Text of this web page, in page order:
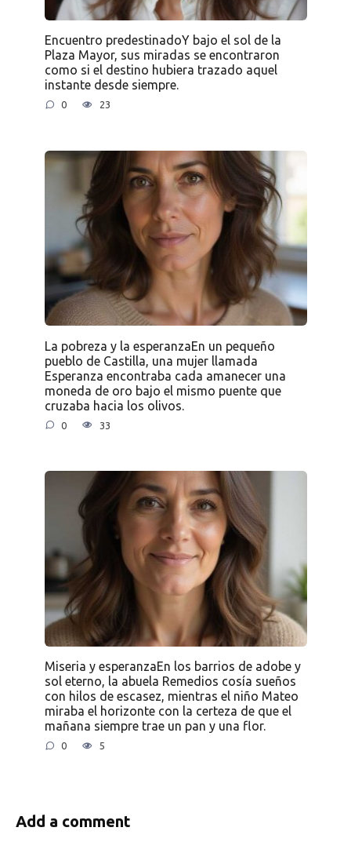
Encuentro predestinadoY bajo el sol de la
Plaza Mayor, sus miradas se encontraron
como si el destino hubiera trazado aquel
instante desde siempre.
0 23
La pobreza y la esperanzaEn un pequeño
pueblo de Castilla, una mujer llamada
Esperanza encontraba cada amanecer una
moneda de oro bajo el mismo puente que
cruzaba hacia los olivos.
0 33
Miseria y esperanzaEn los barrios de adobe y
sol eterno, la abuela Remedios cosía sueños
con hilos de escasez, mientras el niño Mateo
miraba el horizonte con la certeza de que el
mañana siempre trae un pan y una flor.
0 5
Add a comment